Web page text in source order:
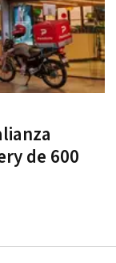
de 600